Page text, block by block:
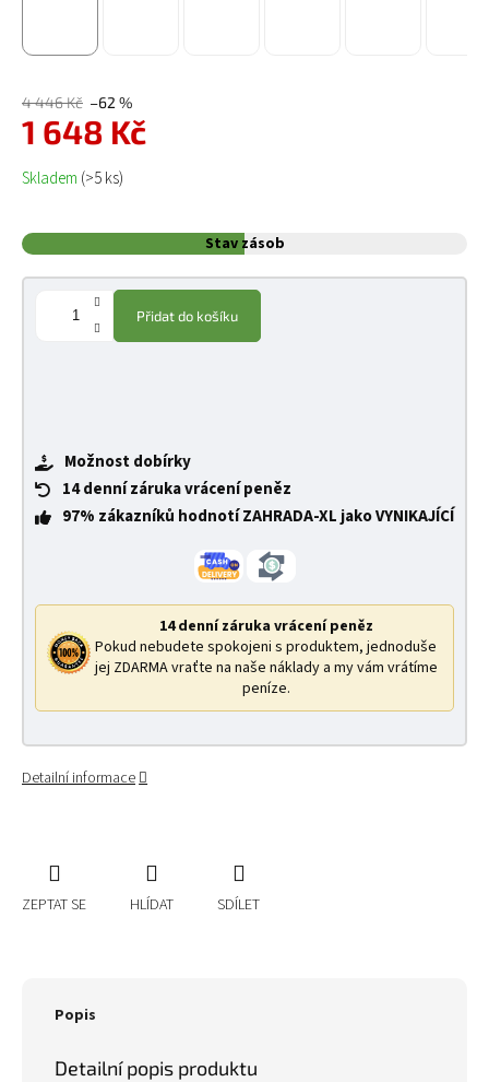
4 446 Kč –62 %
1 648 Kč
Měrná cena:
Skladem (>5 ks)
Stav zásob
Přidat do košíku
Možnost dobírky
14 denní záruka vrácení peněz
97% zákazníků hodnotí ZAHRADA-XL jako VYNIKAJÍCÍ
14 denní záruka vrácení peněz
Pokud nebudete spokojeni s produktem, jednoduše
jej ZDARMA vraťte na naše náklady a my vám vrátíme
peníze.
Detailní informace
ZEPTAT SE HLÍDAT SDÍLET
Popis
Detailní popis produktu